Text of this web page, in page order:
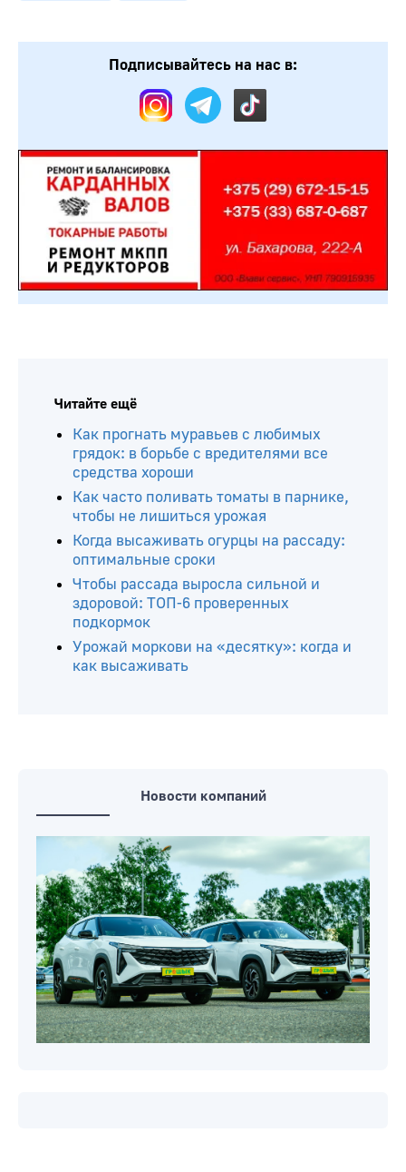
Подписывайтесь на нас в:
Читайте ещё
Как прогнать муравьев с любимых
грядок: в борьбе с вредителями все
средства хороши
Как часто поливать томаты в парнике,
чтобы не лишиться урожая
Когда высаживать огурцы на рассаду:
оптимальные сроки
Чтобы рассада выросла сильной и
здоровой: ТОП-6 проверенных
подкормок
Урожай моркови на «десятку»: когда и
как высаживать
Новости компаний